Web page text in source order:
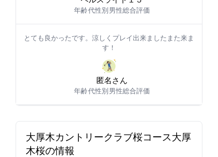
年齢: 50代性別: 男性総合評価: 5
とても良かったです。涼しくプレイ出来ましたまた来ま
す！
匿名さん
年齢: 50代性別: 男性総合評価: 5
大厚木カントリークラブ桜コース(大厚
木CC桜C)の情報